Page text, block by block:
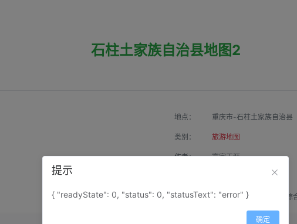
石柱土家族自治县地图2
地点： 重庆市-石柱土家族自治县
类别： 旅游地图
作者： 寰宇天涯
属性： 地图属性： 地图类型-综
提示
{ "readyState": 0, "status": 0, "statusText": "error" }
确定